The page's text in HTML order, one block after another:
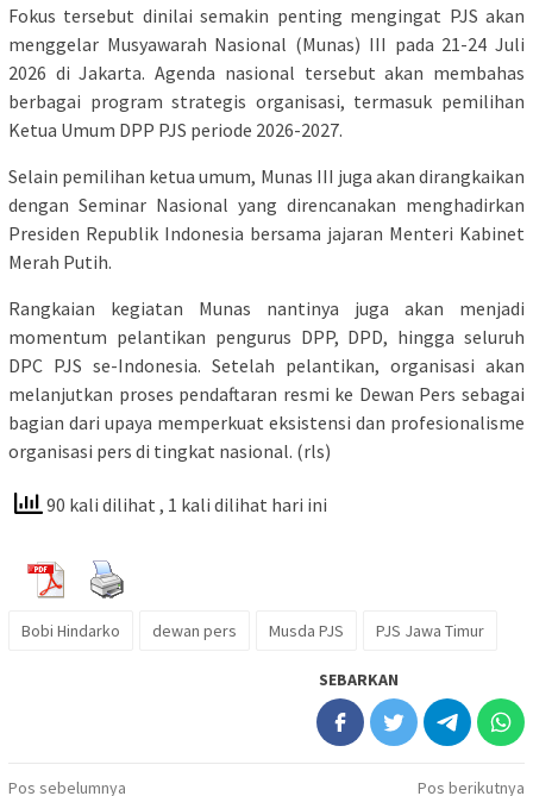
Fokus tersebut dinilai semakin penting mengingat PJS akan
menggelar Musyawarah Nasional (Munas) III pada 21-24 Juli
2026 di Jakarta. Agenda nasional tersebut akan membahas
berbagai program strategis organisasi, termasuk pemilihan
Ketua Umum DPP PJS periode 2026-2027.
Selain pemilihan ketua umum, Munas III juga akan dirangkaikan
dengan Seminar Nasional yang direncanakan menghadirkan
Presiden Republik Indonesia bersama jajaran Menteri Kabinet
Merah Putih.
Rangkaian kegiatan Munas nantinya juga akan menjadi
momentum pelantikan pengurus DPP, DPD, hingga seluruh
DPC PJS se-Indonesia. Setelah pelantikan, organisasi akan
melanjutkan proses pendaftaran resmi ke Dewan Pers sebagai
bagian dari upaya memperkuat eksistensi dan profesionalisme
organisasi pers di tingkat nasional. (rls)
90 kali dilihat , 1 kali dilihat hari ini
Bobi Hindarko dewan pers Musda PJS PJS Jawa Timur
SEBARKAN
Pos sebelumnya Pos berikutnya